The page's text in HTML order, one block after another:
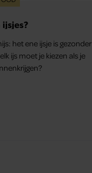
het ene ijsje is gezonder
ijs moet je kiezen als je